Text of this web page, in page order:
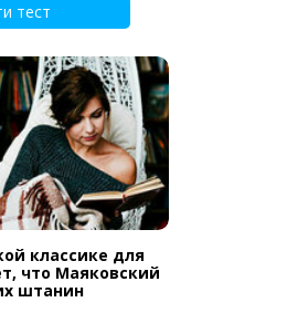
тест
классике для
что Маяковский
штанин